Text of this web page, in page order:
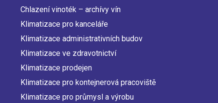
Chlazení vinoték – archívy vín
Klimatizace pro kanceláře
Klimatizace administrativních budov
Klimatizace ve zdravotnictví
Klimatizace prodejen
Klimatizace pro kontejnerová pracoviště
Klimatizace pro průmysl a výrobu